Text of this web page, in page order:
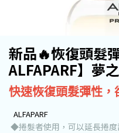
新品🔥恢復頭髮
ALFAPARF】夢
快速恢復頭髮彈性，
ALFAPARF
◆捲髮者使用，可以延長捲度